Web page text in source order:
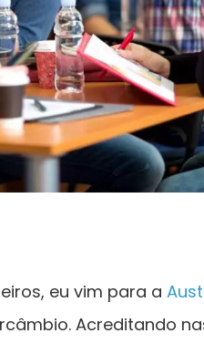
eu vim para a
Acreditando